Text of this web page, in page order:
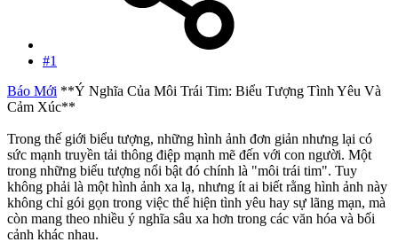
#1
Báo Mới **Ý Nghĩa Của Môi Trái Tim: Biểu Tượng Tình Yêu Và
Cảm Xúc**
Trong thế giới biểu tượng, những hình ảnh đơn giản nhưng lại có
sức mạnh truyền tải thông điệp mạnh mẽ đến với con người. Một
trong những biểu tượng nổi bật đó chính là "môi trái tim". Tuy
không phải là một hình ảnh xa lạ, nhưng ít ai biết rằng hình ảnh này
không chỉ gói gọn trong việc thể hiện tình yêu hay sự lãng mạn, mà
còn mang theo nhiều ý nghĩa sâu xa hơn trong các văn hóa và bối
cảnh khác nhau.